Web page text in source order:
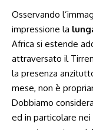
Osservando
impressione la
Africa si estende
attraversato il
la presenza
mese, non è
Dobbiamo
ed in particolare